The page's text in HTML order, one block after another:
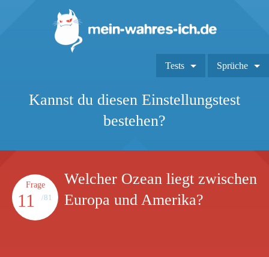
Tests Sprüche
Kannst du diesen Einstellungstest
bestehen?
Frage
11 /81
Welcher Ozean liegt zwischen
Europa und Amerika?